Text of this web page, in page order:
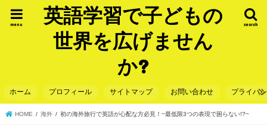
英語学習で子どもの
世界を広げません
か?
search
menu
ホーム プロフィール サイトマップ お問い合わせ プライバ
HOME 海外 初の海外旅行で英語が心配な方必見！~最低限3つの表現で困らない!?~